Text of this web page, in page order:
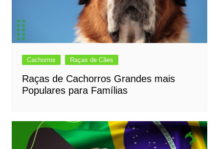
Cachorros Raças de Cães
Raças de Cachorros Grandes mais
Populares para Famílias